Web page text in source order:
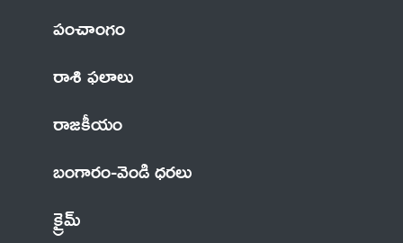
పంచాంగం
రాశి ఫలాలు
రాజకీయం
బంగారం-వెండి ధరలు
క్రైమ్